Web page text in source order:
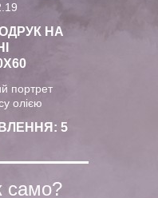
НА
портрет
олією
5
само?